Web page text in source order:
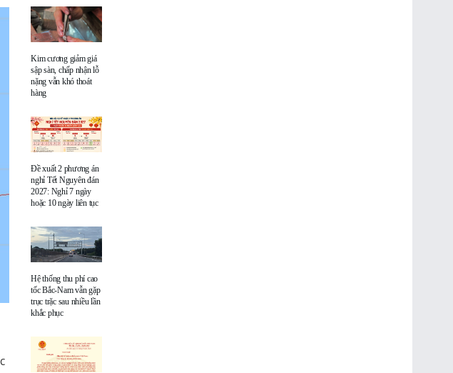
Kim cương giảm giá
sập sàn, chấp nhận lỗ
nặng vẫn khó thoát
hàng
Đề xuất 2 phương án
nghỉ Tết Nguyên đán
2027: Nghỉ 7 ngày
hoặc 10 ngày liên tục
Hệ thống thu phí cao
tốc Bắc-Nam vẫn gặp
trục trặc sau nhiều lần
khắc phục